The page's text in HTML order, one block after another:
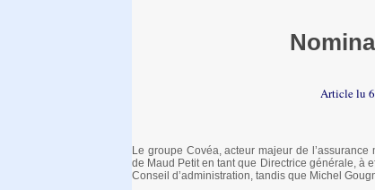
Article lu
Le groupe Covéa, acteur majeur de
de Maud Petit en tant que Directrice générale, à
Conseil d’administration, tandis que Michel